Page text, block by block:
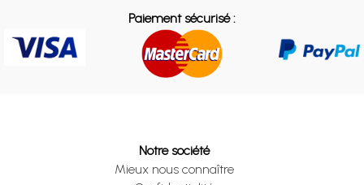
Paiement sécurisé :
Notre société
Mieux nous connaître